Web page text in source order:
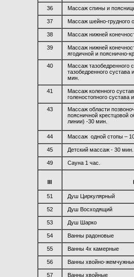
36 Массаж спины и
37 Массаж шейно-грудного
38 Массаж нижней
39
Массаж нижней
ягодичной и пояснично-
40
Массаж тазобедренного
тазобедренного
мин.
41
Массаж коленного
голеностопного сустава
43
Массаж области
поясничной крестцовой
линии) -30 мин.
44 Массаж одной стопы –
45 Детский массаж - 30 мин.
49 Сауна 1 час.
III
51 Душ Циркулярный
52 Душ Восходящий
53 Душ Шарко
54 Ванны радоновые
55 Ванны 4х камерные
56 Ванны хвойно-
57 Ванны хвойные